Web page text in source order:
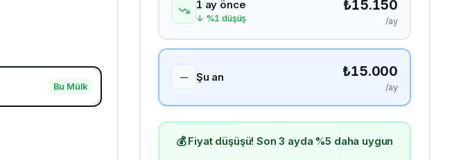
Bu Mülk
1 ay önce
↓ %1 düşüş
₺15.150
/ay
Şu an ₺15.000
/ay
💰 Fiyat düşüşü! Son 3 ayda %5 daha uygun